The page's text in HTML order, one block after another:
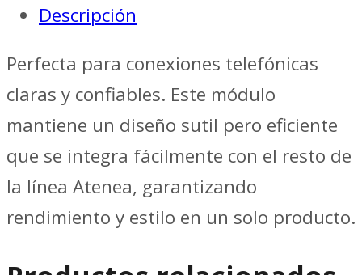
Descripción
Perfecta para conexiones telefónicas
claras y confiables. Este módulo
mantiene un diseño sutil pero eficiente
que se integra fácilmente con el resto de
la línea Atenea, garantizando
rendimiento y estilo en un solo producto.